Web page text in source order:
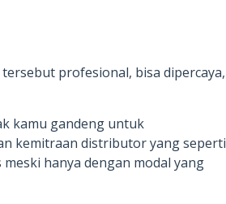
profesional, bisa dipercaya,
kamu gandeng untuk
kemitraan distributor yang seperti
hanya dengan modal yang